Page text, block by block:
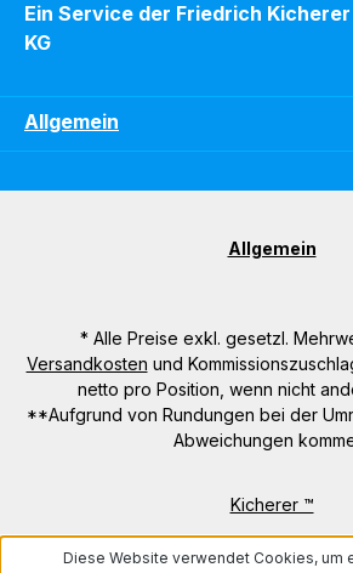
Ein Service der Friedrich Kicherer
KG
Allgemein
Allgemein
* Alle Preise exkl. gesetzl.
Versandkosten und
netto pro Position, wenn nicht
**Aufgrund von Rundungen bei der
Abweichungen
Kicherer ™
Diese Website verwendet Cookies, um